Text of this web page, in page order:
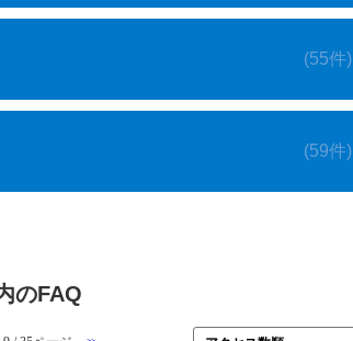
(55件)
(59件)
のFAQ